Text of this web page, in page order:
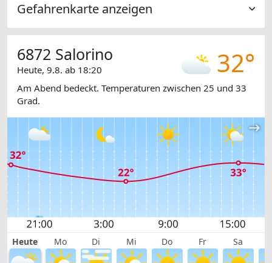
Gefahrenkarte anzeigen
32°
6872 Salorino
Heute, 9.8. ab 18:20
Am Abend bedeckt. Temperaturen zwischen 25 und 33
Grad.
Heute Mo Di Mi Do Fr Sa